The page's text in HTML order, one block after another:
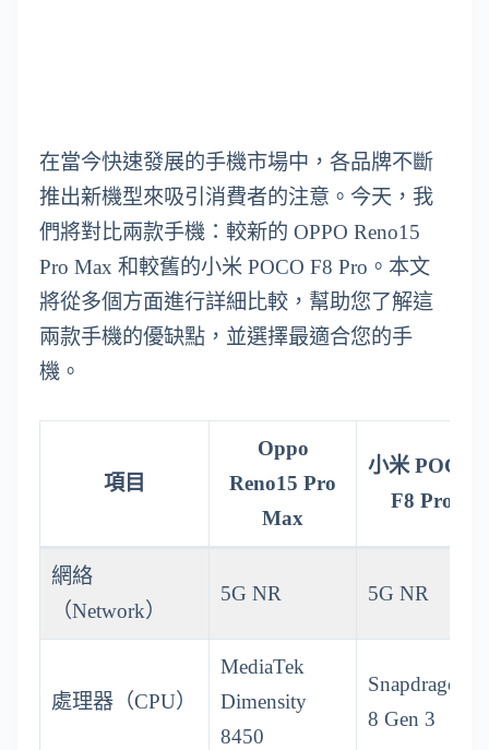
在當今快速發展的手機市場中，各品牌不斷
推出新機型來吸引消費者的注意。今天，我
們將對比兩款手機：較新的 OPPO Reno15
Pro Max 和較舊的小米 POCO F8 Pro。本文
將從多個方面進行詳細比較，幫助您了解這
兩款手機的優缺點，並選擇最適合您的手
機。
項目
Oppo
Reno15 Pro
Max
小米 POCO
F8 Pro
網絡
（Network）
5G NR 5G NR
處理器（CPU）
MediaTek
Dimensity
8450
Snapdragon
8 Gen 3